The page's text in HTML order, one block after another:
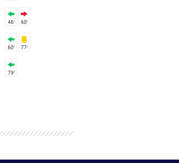
46′ 60′
60′ 77′
79′